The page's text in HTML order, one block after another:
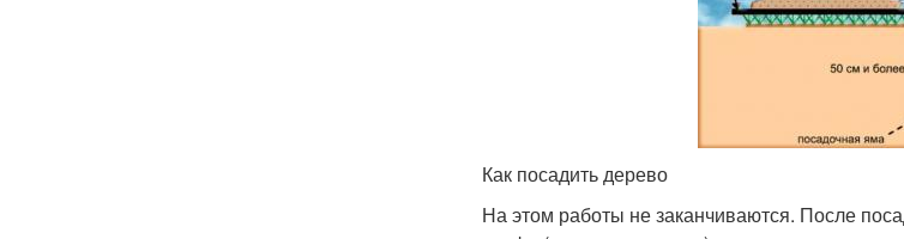
Как посадить дерево
На этом работы не заканчиваются. После